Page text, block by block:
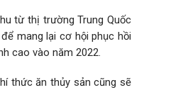
từ thị trường Trung Quốc
mang lại cơ hội phục hồi
cao vào năm 2022.
thức ăn thủy sản cũng sẽ